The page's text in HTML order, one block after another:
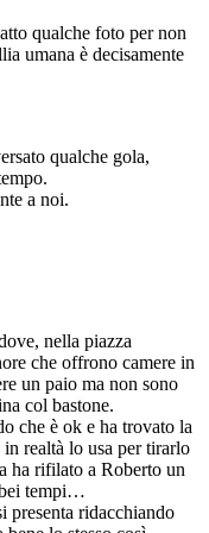
qualche foto per non
umana è decisamente
qualche gola,
a noi.
nella piazza
che offrono camere in
un paio ma non sono
col bastone.
che è ok e ha trovato la
in realtà lo usa per tirarlo
ha rifilato a Roberto un
tempi…
presenta ridacchiando